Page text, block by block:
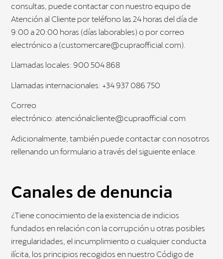
consultas, puede contactar con nuestro equipo de
Atención al Cliente por teléfono las 24 horas del día de
9:00 a 20:00 horas (días laborables) o por correo
electrónico a (customercare@cupraofficial.com).
Llamadas locales: 900 504 868
Llamadas internacionales: +34 937 086 750
Correo
electrónico:atenciónalcliente@cupraofficial.com
Adicionalmente, también puede contactar con nosotros
rellenando un formulario a través del siguiente enlace.
Canales de denuncia
¿Tiene conocimiento de la existencia de indicios
fundados en relación con la corrupción u otras posibles
irregularidades, el incumplimiento o cualquier conducta
ilícita, los principios recogidos en nuestro Código de